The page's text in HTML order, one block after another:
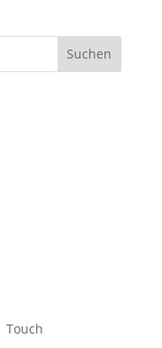
Touch